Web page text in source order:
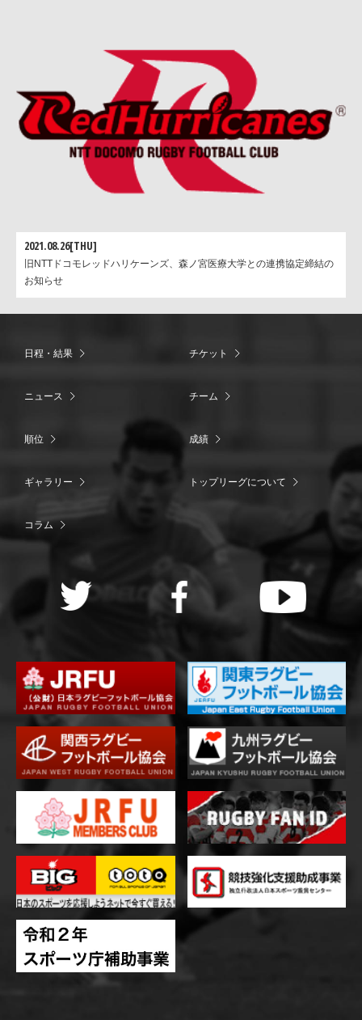
2021.08.26[THU]
旧NTTドコモレッドハリケーンズ、森ノ宮医療大学との連携協定締結の
お知らせ
日程・結果 チケット
ニュース チーム
順位 成績
ギャラリー トップリーグについて
コラム